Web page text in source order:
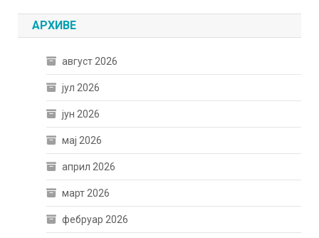
АРХИВЕ
август 2026
јул 2026
јун 2026
мај 2026
април 2026
март 2026
фебруар 2026